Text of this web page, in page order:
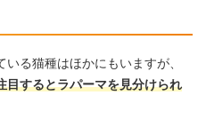
る猫種はほかにもいますが、
目するとラパーマを見分けられ